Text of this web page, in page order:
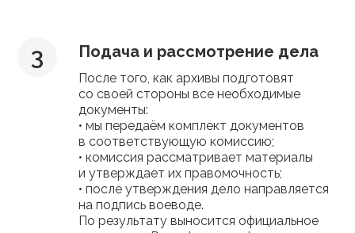
Подача и рассмотрение дела
После того, как архивы подготовят
со своей стороны все необходимые
документы:
• мы передаём комплект документов
в соответствующую комиссию;
• комиссия рассматривает материалы
и утверждает их правомочность;
• после утверждения дело направляется
на подпись воеводе.
По результату выносится официальное